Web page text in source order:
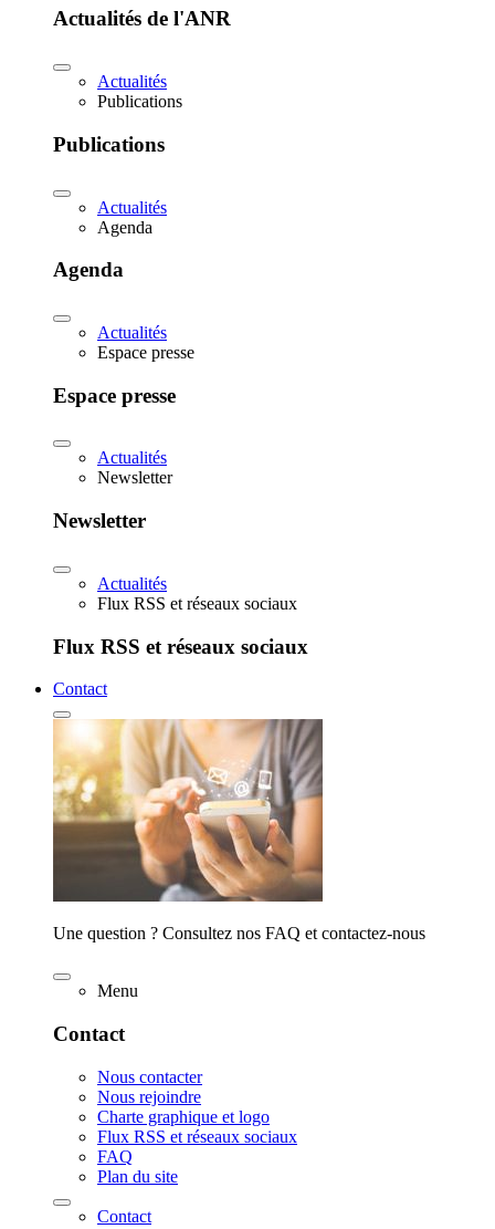
Actualités de l'ANR
Actualités
Publications
Publications
Actualités
Agenda
Agenda
Actualités
Espace presse
Espace presse
Actualités
Newsletter
Newsletter
Actualités
Flux RSS et réseaux sociaux
Flux RSS et réseaux sociaux
Contact
Une question ? Consultez nos FAQ et contactez-nous
Menu
Contact
Nous contacter
Nous rejoindre
Charte graphique et logo
Flux RSS et réseaux sociaux
FAQ
Plan du site
Contact